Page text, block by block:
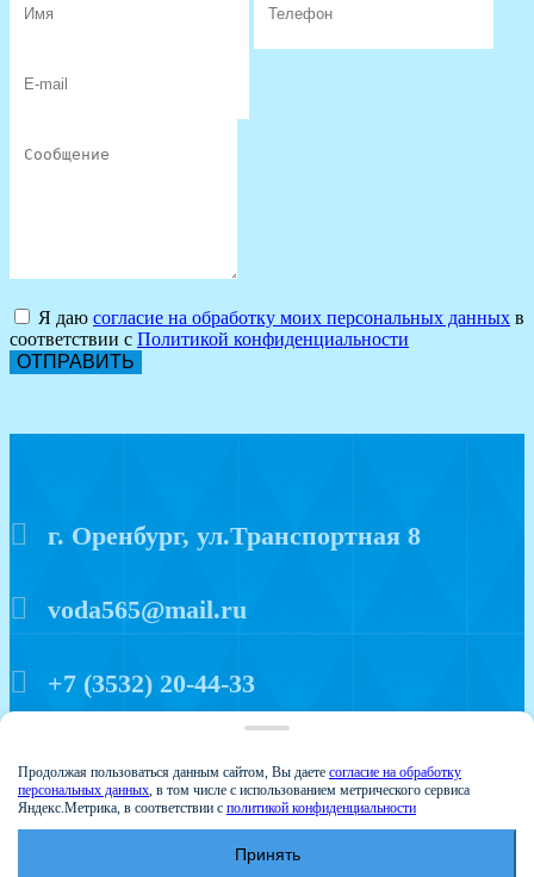
Я даю согласие на обработку моих персональных данных в
соответствии с Политикой конфиденциальности
ОТПРАВИТЬ
г. Оренбург, ул.Транспортная 8
voda565@mail.ru
+7 (3532) 20-44-33
Продолжая пользоваться данным сайтом, Вы даете согласие на обработку
персональных данных, в том числе с использованием метрического сервиса
Яндекс.Метрика, в соответствии с политикой конфиденциальности
Принять